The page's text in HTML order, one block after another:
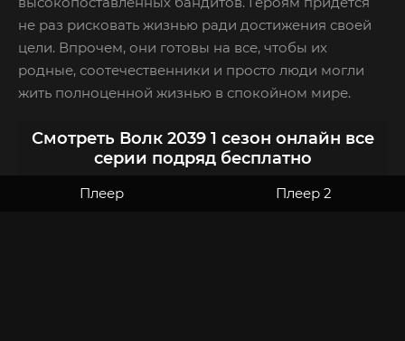
не раз рисковать жизнью ради достижения своей
цели. Впрочем, они готовы на все, чтобы их
родные, соотечественники и просто люди могли
жить полноценной жизнью в спокойном мире.
Смотреть Волк 2039 1 сезон онлайн все
серии подряд бесплатно
Плеер Плеер 2